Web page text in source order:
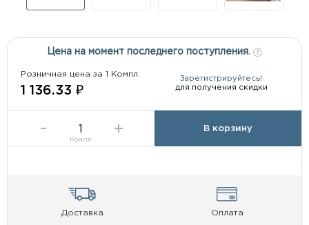
Цена на момент последнего поступления.
Розничная цена за 1 Компл:
1 136.33 ₽
Зарегистрируйтесь!
для получения скидки
Компл
В корзину
Доставка Оплата